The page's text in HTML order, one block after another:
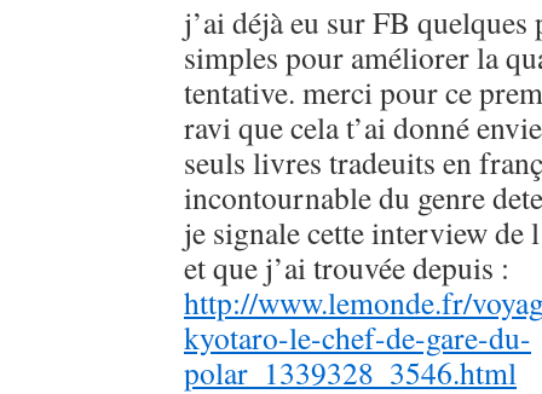
j’ai déjà eu sur FB quelques
simples pour améliorer la
tentative. merci pour ce
ravi que cela t’ai donné
seuls livres tradeuits en
incontournable du genre
je signale cette interview de
et que j’ai trouvée depuis :
http://www.lemonde.fr/
kyotaro-le-chef-de-gare-du-
polar_1339328_3546.html